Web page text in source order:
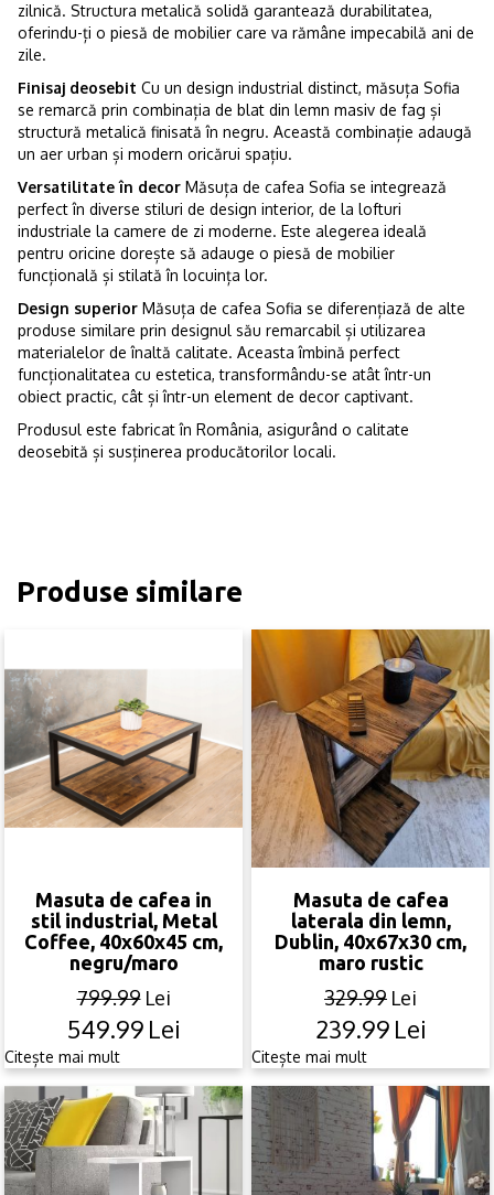
zilnică. Structura metalică solidă garantează durabilitatea,
oferindu-ți o piesă de mobilier care va rămâne impecabilă ani de
zile.
Finisaj deosebit Cu un design industrial distinct, măsuța Sofia
se remarcă prin combinația de blat din lemn masiv de fag și
structură metalică finisată în negru. Această combinație adaugă
un aer urban și modern oricărui spațiu.
Versatilitate în decor Măsuța de cafea Sofia se integrează
perfect în diverse stiluri de design interior, de la lofturi
industriale la camere de zi moderne. Este alegerea ideală
pentru oricine dorește să adauge o piesă de mobilier
funcțională și stilată în locuința lor.
Design superior Măsuța de cafea Sofia se diferențiază de alte
produse similare prin designul său remarcabil și utilizarea
materialelor de înaltă calitate. Aceasta îmbină perfect
funcționalitatea cu estetica, transformându-se atât într-un
obiect practic, cât și într-un element de decor captivant.
Produsul este fabricat în România, asigurând o calitate
deosebită și susținerea producătorilor locali.
Produse similare
Masuta de cafea in
stil industrial, Metal
Coffee, 40x60x45 cm,
negru/maro
799.99 Lei
Original
was:
799.99lei.
549.99 Lei
Current
is:
549.99lei.
Citește mai mult
Masuta de cafea
laterala din lemn,
Dublin, 40x67x30 cm,
maro rustic
329.99 Lei
Original
was:
329.99lei.
239.99 Lei
Current
is:
239.99lei.
Citește mai mult